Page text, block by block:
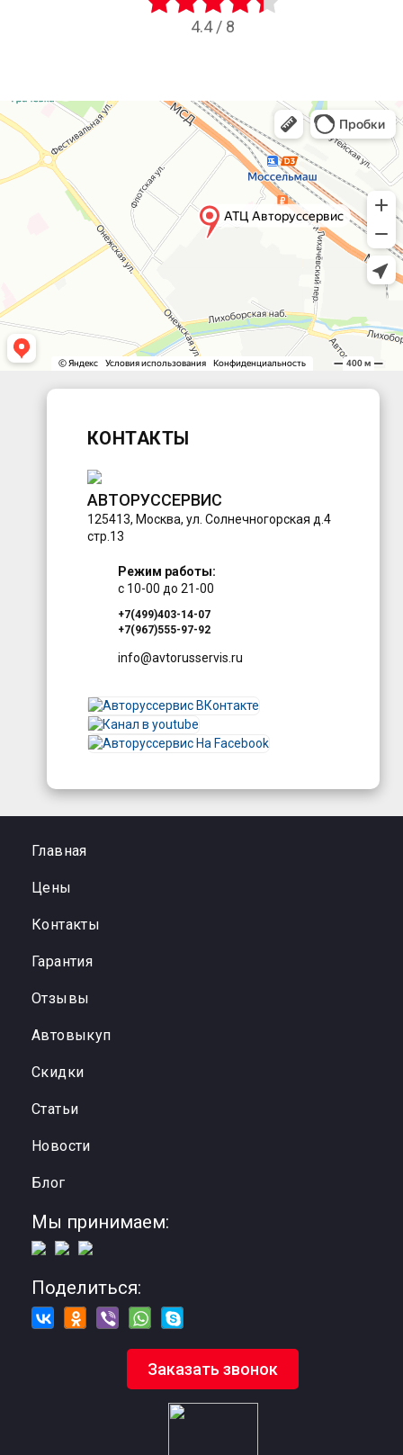
4.4/ 8
КОНТАКТЫ
АВТОРУССЕРВИС
125413, Москва, ул. Солнечногорская д.4
стр.13
Режим работы:
с 10-00 до 21-00
+7(499)403-14-07
+7(967)555-97-92
info@avtorusservis.ru
Главная
Цены
Контакты
Гарантия
Отзывы
Автовыкуп
Cкидки
Статьи
Новости
Блог
Заказать звонок
Мы принимаем:
Поделиться: